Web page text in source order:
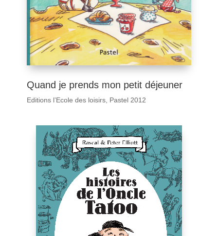
Quand je prends mon petit déjeuner
Editions l’Ecole des loisirs, Pastel 2012